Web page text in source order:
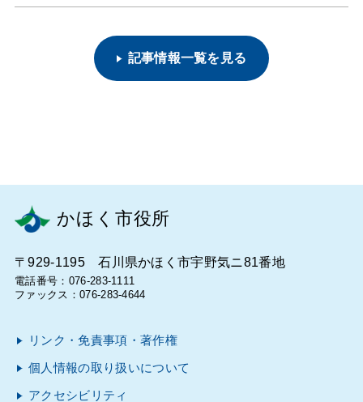
記事情報一覧を見る
かほく市役所
〒929-1195 石川県かほく市宇野気ニ81番地
電話番号：076-283-1111
ファックス：076-283-4644
リンク・免責事項・著作権
個人情報の取り扱いについて
アクセシビリティ